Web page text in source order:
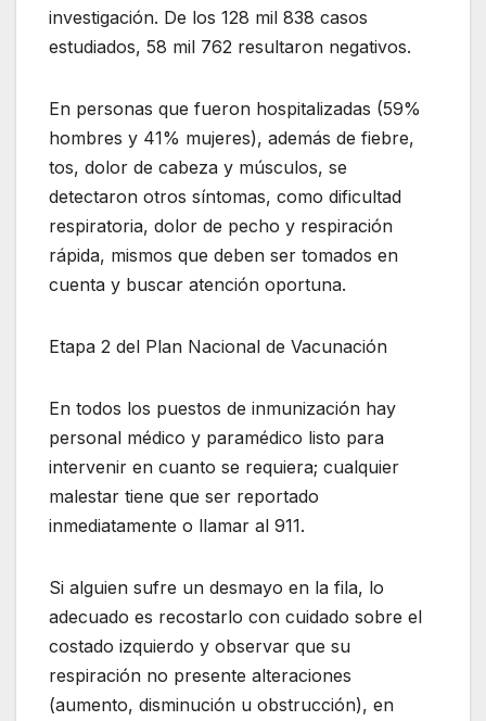
investigación. De los 128 mil 838 casos
estudiados, 58 mil 762 resultaron negativos.
En personas que fueron hospitalizadas (59%
hombres y 41% mujeres), además de fiebre,
tos, dolor de cabeza y músculos, se
detectaron otros síntomas, como dificultad
respiratoria, dolor de pecho y respiración
rápida, mismos que deben ser tomados en
cuenta y buscar atención oportuna.
Etapa 2 del Plan Nacional de Vacunación
En todos los puestos de inmunización hay
personal médico y paramédico listo para
intervenir en cuanto se requiera; cualquier
malestar tiene que ser reportado
inmediatamente o llamar al 911.
Si alguien sufre un desmayo en la fila, lo
adecuado es recostarlo con cuidado sobre el
costado izquierdo y observar que su
respiración no presente alteraciones
(aumento, disminución u obstrucción), en